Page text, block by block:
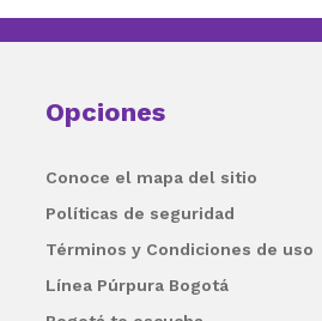
Opciones
Conoce el mapa del sitio
Políticas de seguridad
Términos y Condiciones de uso
Línea Púrpura Bogotá